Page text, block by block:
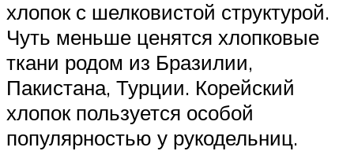
хлопок с шелковистой структурой.
Чуть меньше ценятся хлопковые
ткани родом из Бразилии,
Пакистана, Турции. Корейский
хлопок пользуется особой
популярностью у рукодельниц.